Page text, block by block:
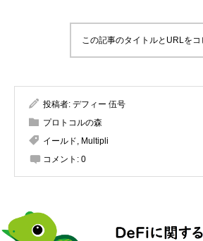
この記事のタイトルとURLをコ
投稿者: デフィー 伍号
プロトコルの森
イールド, Multipli
コメント: 0